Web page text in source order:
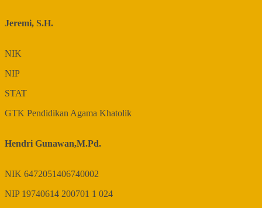
Jeremi, S.H.
NIK
NIP
STAT
GTK Pendidikan Agama Khatolik
Hendri Gunawan,M.Pd.
NIK 6472051406740002
NIP 19740614 200701 1 024